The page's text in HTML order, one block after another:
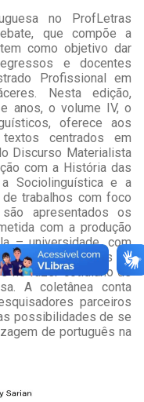
no ProfLetras
que compõe a
como objetivo dar
e docentes
Profissional em
Nesta edição,
anos, o volume IV, o
oferece aos
centrados em
Discurso Materialista
com a História das
Sociolinguística e a
trabalhos com foco
apresentados os
com a produção
– universidade, com
discussões e
no fazer cotidiano de
A coletânea conta
parceiros
possibilidades de se
de português na